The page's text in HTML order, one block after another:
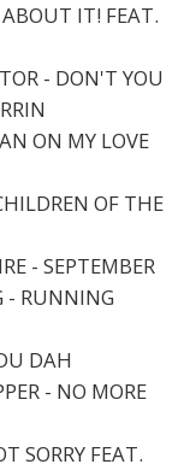
IT! FEAT.
- DON'T YOU
ON MY LOVE
OF THE
- SEPTEMBER
- RUNNING
DAH
- NO MORE
SORRY FEAT.